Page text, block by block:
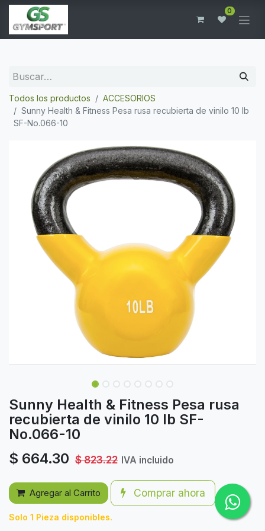
0
Todos los productos
ACCESORIOS
Sunny Health & Fitness Pesa rusa recubierta de vinilo 10 lb
SF-No.066-10
Sunny Health & Fitness Pesa rusa
recubierta de vinilo 10 lb SF-
No.066-10
$ 664.30 $823.22 IVA incluido
Agregar al Carrito Comprar ahora
Solo 1 Pieza disponibles.